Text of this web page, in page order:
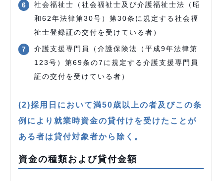
社会福祉士（社会福祉士及び介護福祉士法（昭
和62年法律第30号）第30条に規定する社会福
祉士登録証の交付を受けている者）
介護支援専門員（介護保険法（平成9年法律第
123号）第69条の7に規定する介護支援専門員
証の交付を受けている者）
(2)採用日において満50歳以上の者及びこの条
例により就業時資金の貸付けを受けたことが
ある者は貸付対象者から除く。
資金の種類および貸付金額